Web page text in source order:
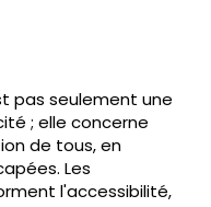
pas seulement une
; elle concerne
de tous, en
Les
l'accessibilité,